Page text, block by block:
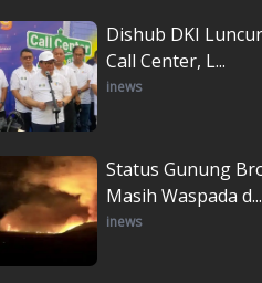
Dishub DKI
Call Center, L...
inews
Status Gunung
Masih Waspada d...
inews